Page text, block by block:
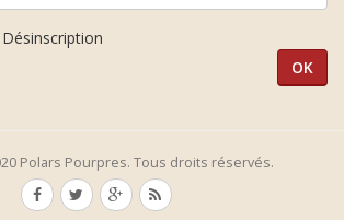
Désinscription
Polars Pourpres. Tous droits réservés.